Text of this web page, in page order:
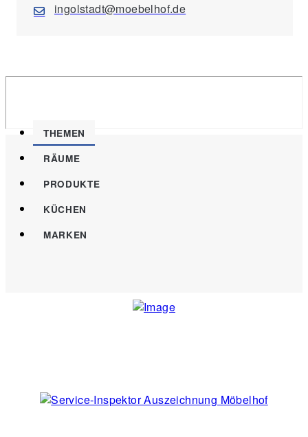
ingolstadt@moebelhof.de
THEMEN
RÄUME
PRODUKTE
KÜCHEN
MARKEN